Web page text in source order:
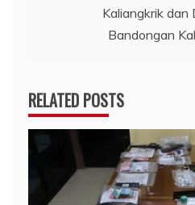
Kaliangkrik dan
Bandongan
RELATED POSTS